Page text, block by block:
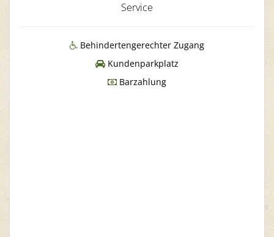
Service
Behindertengerechter Zugang
Kundenparkplatz
Barzahlung